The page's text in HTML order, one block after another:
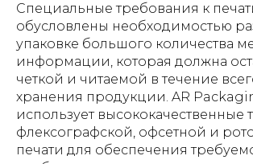
Специальные требования к
обусловлены необходимостью
упаковке большого количества
информации, которая должна
четкой и читаемой в течение
хранения продукции. AR
использует высококачественные
флексографской, офсетной и
печати для обеспечения